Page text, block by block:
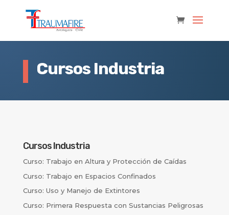
Cursos Industria
Cursos Industria
Curso: Trabajo en Altura y Protección de Caídas
Curso: Trabajo en Espacios Confinados
Curso: Uso y Manejo de Extintores
Curso: Primera Respuesta con Sustancias Peligrosas